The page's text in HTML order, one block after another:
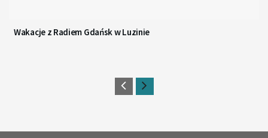
Wakacje z Radiem Gdańsk w Luzinie